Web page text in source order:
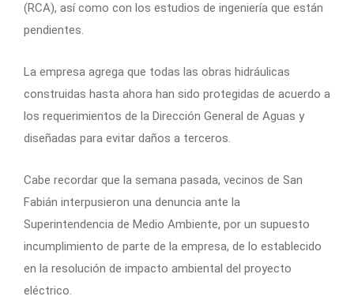
(RCA), así como con los estudios de ingeniería que están
pendientes.
La empresa agrega que todas las obras hidráulicas
construidas hasta ahora han sido protegidas de acuerdo a
los requerimientos de la Dirección General de Aguas y
diseñadas para evitar daños a terceros.
Cabe recordar que la semana pasada, vecinos de San
Fabián interpusieron una denuncia ante la
Superintendencia de Medio Ambiente, por un supuesto
incumplimiento de parte de la empresa, de lo establecido
en la resolución de impacto ambiental del proyecto
eléctrico.